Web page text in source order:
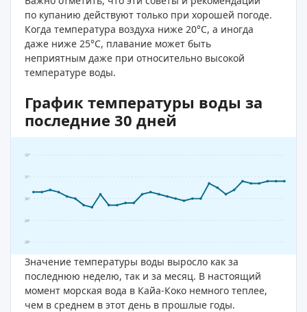
по купанию действуют только при хорошей погоде.
Когда температура воздуха ниже 20°C, а иногда
даже ниже 25°C, плавание может быть
неприятным даже при относительно высокой
температуре воды.
График температуры воды за
последние 30 дней
28°
29°
30°
31°
32°
Значение температуры воды выросло как за
последнюю неделю, так и за месяц. В настоящий
момент морская вода в Кайа-Коко немного теплее,
чем в среднем в этот день в прошлые годы.